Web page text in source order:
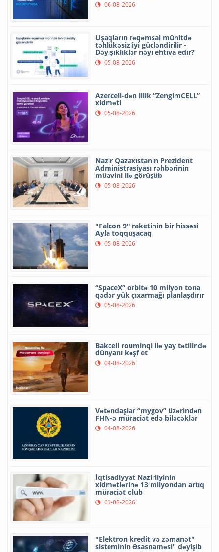
06-08-2026
Uşaqların rəqəmsal mühitdə
təhlükəsizliyi gücləndirilir -
Dəyişikliklər nəyi ehtiva edir?
05-08-2026
Azercell-dən illik “ZengimCELL”
xidməti
05-08-2026
Nazir Qazaxıstanın Prezident
Administrasiyası rəhbərinin
müavini ilə görüşüb
05-08-2026
"Falcon 9" raketinin bir hissəsi
Ayla toqquşacaq
05-08-2026
“SpaceX” orbitə 10 milyon tona
qədər yük çıxarmağı planlaşdırır
05-08-2026
Bakcell rouminqi ilə yay tətilində
dünyanı kəşf et
04-08-2026
Vətəndaşlar “mygov” üzərindən
FHN-ə müraciət edə biləcəklər
04-08-2026
İqtisadiyyat Nazirliyinin
xidmətlərinə 13 milyondan artıq
müraciət olub
03-08-2026
"Elektron kredit və zəmanət"
sisteminin Əsasnaməsi" dəyişib